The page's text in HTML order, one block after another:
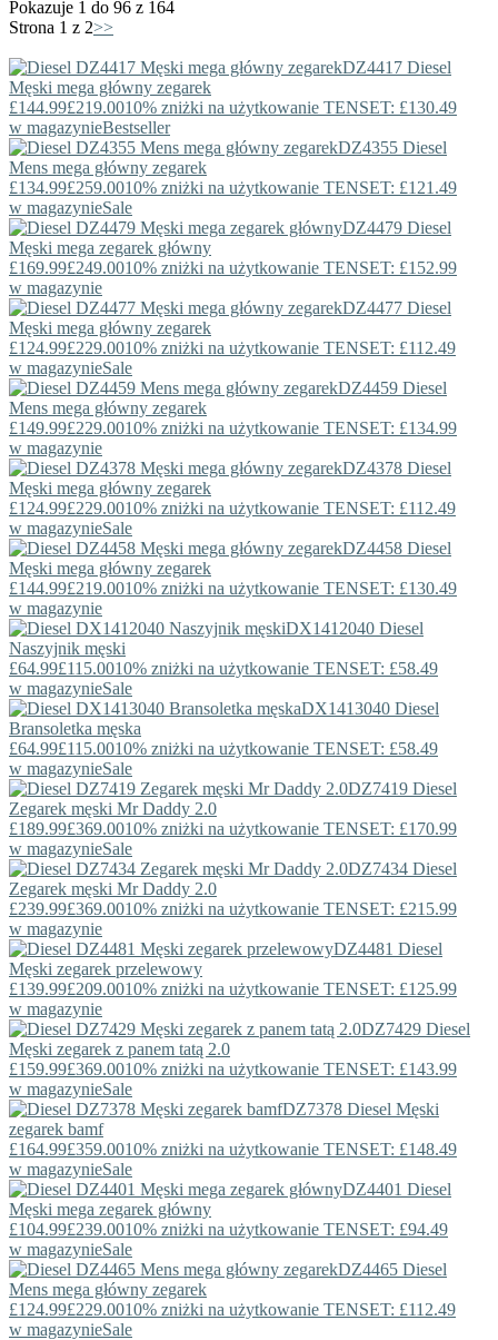
Pokazuje 1 do 96 z 164
Strona 1 z 2>>
DZ4417 Diesel
Męski mega główny zegarek
£144.99£219.0010% zniżki na użytkowanie TENSET: £130.49
w magazynieBestseller
DZ4355 Diesel
Mens mega główny zegarek
£134.99£259.0010% zniżki na użytkowanie TENSET: £121.49
w magazynieSale
DZ4479 Diesel
Męski mega zegarek główny
£169.99£249.0010% zniżki na użytkowanie TENSET: £152.99
w magazynie
DZ4477 Diesel
Męski mega główny zegarek
£124.99£229.0010% zniżki na użytkowanie TENSET: £112.49
w magazynieSale
DZ4459 Diesel
Mens mega główny zegarek
£149.99£229.0010% zniżki na użytkowanie TENSET: £134.99
w magazynie
DZ4378 Diesel
Męski mega główny zegarek
£124.99£229.0010% zniżki na użytkowanie TENSET: £112.49
w magazynieSale
DZ4458 Diesel
Męski mega główny zegarek
£144.99£219.0010% zniżki na użytkowanie TENSET: £130.49
w magazynie
DX1412040 Diesel
Naszyjnik męski
£64.99£115.0010% zniżki na użytkowanie TENSET: £58.49
w magazynieSale
DX1413040 Diesel
Bransoletka męska
£64.99£115.0010% zniżki na użytkowanie TENSET: £58.49
w magazynieSale
DZ7419 Diesel
Zegarek męski Mr Daddy 2.0
£189.99£369.0010% zniżki na użytkowanie TENSET: £170.99
w magazynieSale
DZ7434 Diesel
Zegarek męski Mr Daddy 2.0
£239.99£369.0010% zniżki na użytkowanie TENSET: £215.99
w magazynie
DZ4481 Diesel
Męski zegarek przelewowy
£139.99£209.0010% zniżki na użytkowanie TENSET: £125.99
w magazynie
DZ7429 Diesel
Męski zegarek z panem tatą 2.0
£159.99£369.0010% zniżki na użytkowanie TENSET: £143.99
w magazynieSale
DZ7378 Diesel Męski
zegarek bamf
£164.99£359.0010% zniżki na użytkowanie TENSET: £148.49
w magazynieSale
DZ4401 Diesel
Męski mega zegarek główny
£104.99£239.0010% zniżki na użytkowanie TENSET: £94.49
w magazynieSale
DZ4465 Diesel
Mens mega główny zegarek
£124.99£229.0010% zniżki na użytkowanie TENSET: £112.49
w magazynieSale